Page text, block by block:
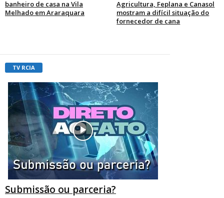
banheiro de casa na Vila
Melhado em Araraquara
Agricultura, Feplana e Canasol
mostram a difícil situação do
fornecedor de cana
TV RCIA
Submissão ou parceria?